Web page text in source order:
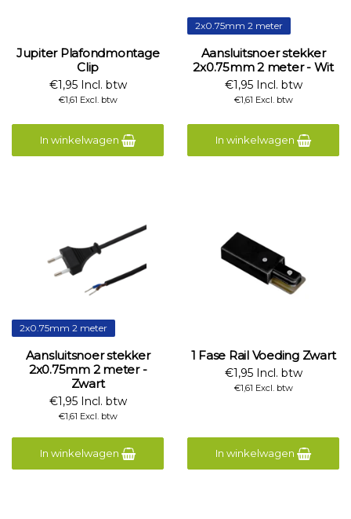
Jupiter Plafondmontage
Clip
€1,95 Incl. btw
€1,61 Excl. btw
In winkelwagen
2x0.75mm 2 meter
Aansluitsnoer stekker
2x0.75mm 2 meter - Wit
€1,95 Incl. btw
€1,61 Excl. btw
In winkelwagen
2x0.75mm 2 meter
Aansluitsnoer stekker
2x0.75mm 2 meter -
Zwart
€1,95 Incl. btw
€1,61 Excl. btw
In winkelwagen
1 Fase Rail Voeding Zwart
€1,95 Incl. btw
€1,61 Excl. btw
In winkelwagen